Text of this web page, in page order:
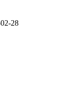
28